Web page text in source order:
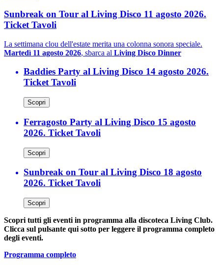
Sunbreak on Tour al Living Disco 11 agosto 2026.
Ticket Tavoli
La settimana clou dell'estate merita una colonna sonora speciale.
Martedì 11 agosto 2026, sbarca al Living Disco Dinner
Baddies Party al Living Disco 14 agosto 2026.
Ticket Tavoli
Scopri
Ferragosto Party al Living Disco 15 agosto
2026. Ticket Tavoli
Scopri
Sunbreak on Tour al Living Disco 18 agosto
2026. Ticket Tavoli
Scopri
Scopri tutti gli eventi in programma alla discoteca Living Club.
Clicca sul pulsante qui sotto per leggere il programma completo
degli eventi.
Programma completo